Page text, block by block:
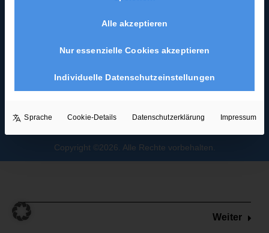
Body
Weiter
Copyright ©2026. Alle Rechte vorbehalten.
Alle akzeptieren
Nur essenzielle Cookies akzeptieren
Individuelle Datenschutzeinstellungen
Sprache Cookie-Details Datenschutzerklärung Impressum